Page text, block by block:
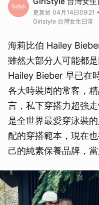
更新於 04月14日09:21
Girlstyle 台灣女生日常
海莉比伯 Hailey
雖然大部分人可能都
Hailey Bieber 早已在
各大時裝周的常客，
言，私下穿搭力超強
是全世界最愛穿泳裝
配的穿搭範本，現在
己的純素保養品牌，當